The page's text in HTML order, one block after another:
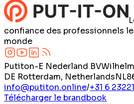
confiance des professionnels
monde
Putiton-E Nederland BV
DE Rotterdam, Netherlands
info@putiton.online/+31 6
Télécharger le brandbook